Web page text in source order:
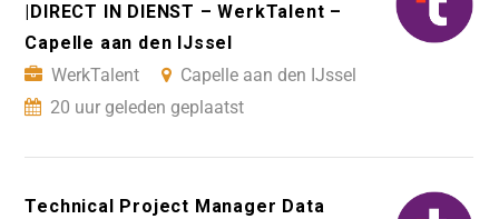
|DIRECT IN DIENST – WerkTalent –
Capelle aan den IJssel
WerkTalent
Capelle aan den IJssel
20 uur geleden geplaatst
Technical Project Manager Data